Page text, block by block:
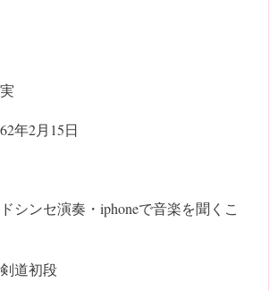
年2月15日
シンセ演奏・iphoneで音楽を聞くこ
道初段